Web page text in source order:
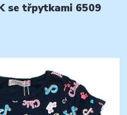
se třpytkami 6509